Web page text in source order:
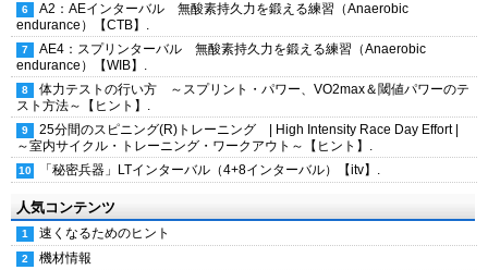
A2：AEインターバル 無酸素持久力を鍛える練習（Anaerobic
endurance）【CTB】.
AE4：スプリンターバル 無酸素持久力を鍛える練習（Anaerobic
endurance）【WIB】.
体力テストの行い方 ～スプリント・パワー、VO2max＆閾値パワーのテ
スト方法～【ヒント】.
25分間のスピニング(R)トレーニング | High Intensity Race Day Effort |
～室内サイクル・トレーニング・ワークアウト～【ヒント】.
「秘密兵器」LTインターバル（4+8インターバル）【itv】.
人気コンテンツ
速くなるためのヒント
機材情報